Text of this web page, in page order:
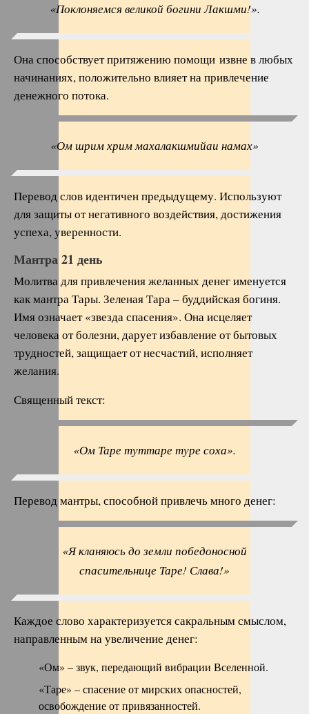
«Поклоняемся великой богини Лакшми!».
Она способствует притяжению помощи извне в любых
начинаниях, положительно влияет на привлечение
денежного потока.
«Ом шрим хрим махалакшмийаи намах»
Перевод слов идентичен предыдущему. Используют
для защиты от негативного воздействия, достижения
успеха, уверенности.
Мантра 21 день
Молитва для привлечения желанных денег именуется
как мантра Тары. Зеленая Тара – буддийская богиня.
Имя означает «звезда спасения». Она исцеляет
человека от болезни, дарует избавление от бытовых
трудностей, защищает от несчастий, исполняет
желания.
Священный текст:
«Ом Таре туттаре туре соха».
Перевод мантры, способной привлечь много денег:
«Я кланяюсь до земли победоносной
спасительнице Таре! Слава!»
Каждое слово характеризуется сакральным смыслом,
направленным на увеличение денег:
«Ом» – звук, передающий вибрации Вселенной.
«Таре» – спасение от мирских опасностей,
освобождение от привязанностей.